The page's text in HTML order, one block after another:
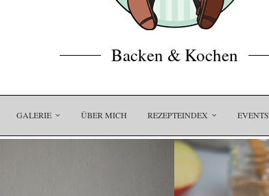
Backen & Kochen
GALERIE ÜBER MICH REZEPTEINDEX EVENTS